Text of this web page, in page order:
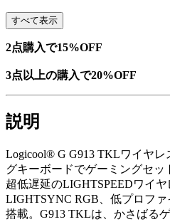
すべて表示
2点購入で15%OFF
3点以上の購入で20%OFF
説明
Logicool® G G913 TKLワイヤ
グキーボードでゲーミングセッ
超低遅延のLIGHTSPEEDワイ
LIGHTSYNC RGB、低プロフ
搭載。G913 TKLは、かさばる